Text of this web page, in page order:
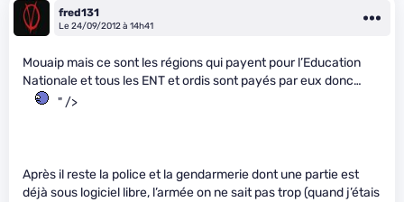
fred131
Le 24/09/2012 à 14h41
Mouaip mais ce sont les régions qui payent pour l’Education
Nationale et tous les ENT et ordis sont payés par eux donc…
" />
Après il reste la police et la gendarmerie dont une partie est
déjà sous logiciel libre, l’armée on ne sait pas trop (quand j’étais